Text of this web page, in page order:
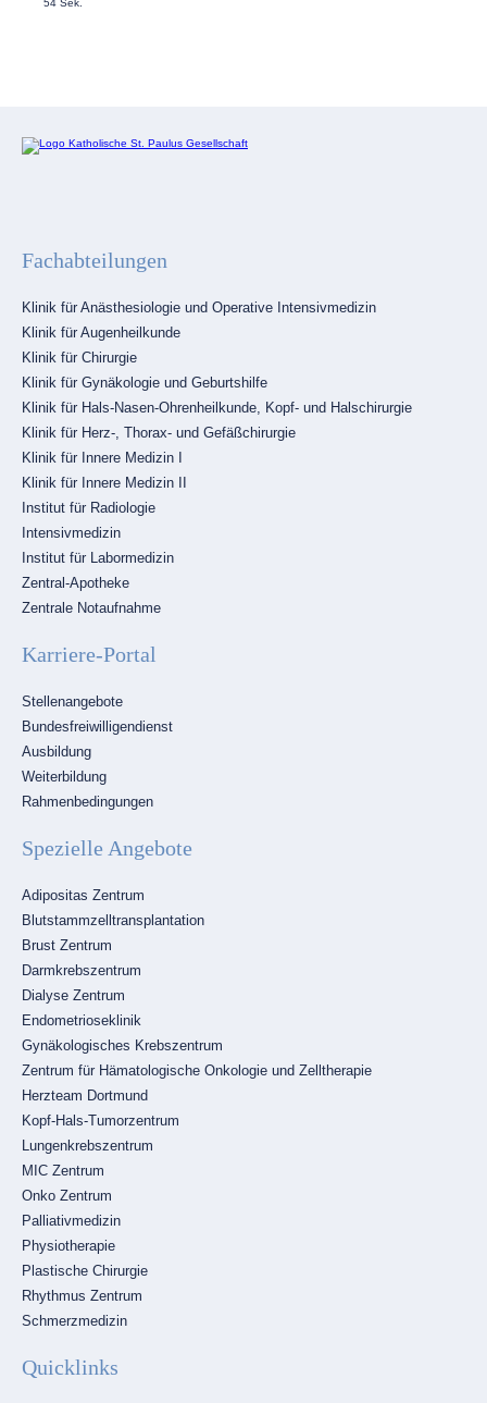
Fachabteilungen
Navigation
überspringen
Klinik für Anästhesiologie und Operative Intensivmedizin
Klinik für Augenheilkunde
Klinik für Chirurgie
Klinik für Gynäkologie und Geburtshilfe
Klinik für Hals-Nasen-Ohrenheilkunde, Kopf- und Halschirurgie
Klinik für Herz-, Thorax- und Gefäßchirurgie
Klinik für Innere Medizin I
Klinik für Innere Medizin II
Institut für Radiologie
Intensivmedizin
Institut für Labormedizin
Zentral-Apotheke
Zentrale Notaufnahme
Karriere-Portal
Navigation
überspringen
Stellenangebote
Bundesfreiwilligendienst
Ausbildung
Weiterbildung
Rahmenbedingungen
Spezielle Angebote
Navigation
überspringen
Adipositas Zentrum
Blutstammzelltransplantation
Brust Zentrum
Darmkrebszentrum
Dialyse Zentrum
Endometrioseklinik
Gynäkologisches Krebszentrum
Zentrum für Hämatologische Onkologie und Zelltherapie
Herzteam Dortmund
Kopf-Hals-Tumorzentrum
Lungenkrebszentrum
MIC Zentrum
Onko Zentrum
Palliativmedizin
Physiotherapie
Plastische Chirurgie
Rhythmus Zentrum
Schmerzmedizin
Quicklinks